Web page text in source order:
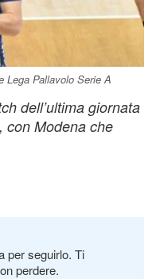
Lega Pallavolo Serie A
dell’ultima giornata
con Modena che
per seguirlo. Ti
perdere.